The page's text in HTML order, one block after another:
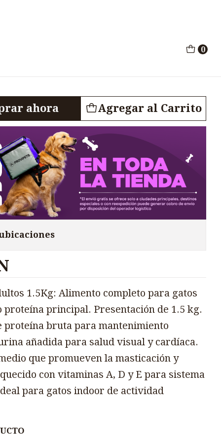
0
Agregar al Carrito
ahora
1.5Kg: Alimento completo para gatos
proteína principal. Presentación de 1.5 kg.
proteína bruta para mantenimiento
añadida para salud visual y cardíaca.
que promueven la masticación y
con vitaminas A, D y E para sistema
para gatos indoor de actividad